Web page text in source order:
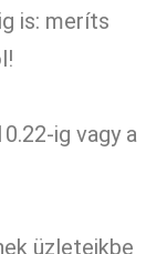
is: meríts
ig vagy a
üzleteikbe